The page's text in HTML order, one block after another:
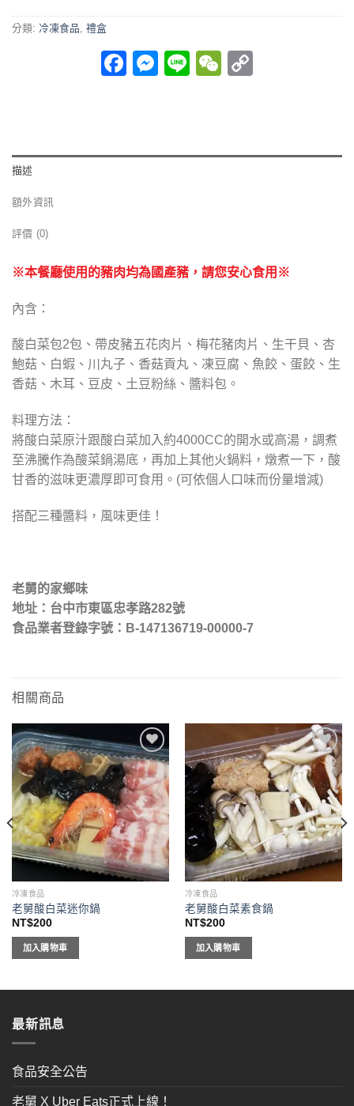
分類: 冷凍食品, 禮盒
Facebook
Messenger
LineWeChat
描述
額外資訊
評價 (0)
※本餐廳使用的豬肉均為國產豬，請您安心食用※
內含：
酸白菜包2包、帶皮豬五花肉片、梅花豬肉片、生干貝、杏
鮑菇、白蝦、川丸子、香菇貢丸、凍豆腐、魚餃、蛋餃、生
香菇、木耳、豆皮、土豆粉絲、醬料包。
料理方法：
將酸白菜原汁跟酸白菜加入約4000CC的開水或高湯，調煮
至沸騰作為酸菜鍋湯底，再加上其他火鍋料，燉煮一下，酸
甘香的滋味更濃厚即可食用。(可依個人口味而份量增減)
搭配三種醬料，風味更佳！
老舅的家鄉味
地址：台中市東區忠孝路282號
食品業者登錄字號：B-147136719-00000-7
相關商品
Add to
Wishlist
冷凍食品
老舅酸白菜迷你鍋
NT$200
加入購物車
Add to
Wishlist
冷凍食品
老舅酸白菜素食鍋
NT$200
加入購物車
最新訊息
食品安全公告
老舅 X Uber Eats正式上線！